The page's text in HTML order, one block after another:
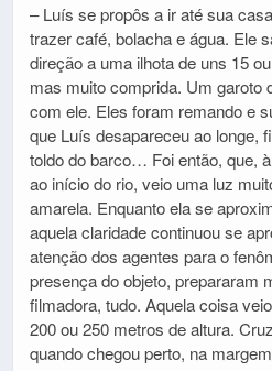
– Luís se propôs a ir até sua
trazer café, bolacha e água. Ele
direção a uma ilhota de uns 15
mas muito comprida. Um garoto
com ele. Eles foram remando e
que Luís desapareceu ao longe,
toldo do barco… Foi então, que,
ao início do rio, veio uma luz
amarela. Enquanto ela se
aquela claridade continuou se
atenção dos agentes para o
presença do objeto, prepararam
filmadora, tudo. Aquela coisa
200 ou 250 metros de altura.
quando chegou perto, na